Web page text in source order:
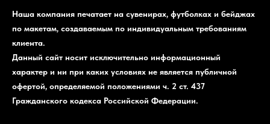
Наша компания печатает на сувенирах, футболках и бейджах
по макетам, создаваемым по индивидуальным требованиям
клиента.
Данный сайт носит исключительно информационный
характер и ни при каких условиях не является публичной
офертой, определяемой положениями ч. 2 ст. 437
Гражданского кодекса Российской Федерации.